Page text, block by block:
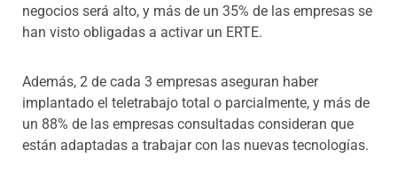
negocios será alto, y más de un 35% de las empresas se
han visto obligadas a activar un ERTE.
Además, 2 de cada 3 empresas aseguran haber
implantado el teletrabajo total o parcialmente, y más de
un 88% de las empresas consultadas consideran que
están adaptadas a trabajar con las nuevas tecnologías.